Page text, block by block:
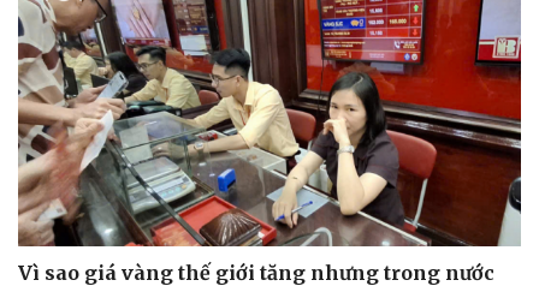
Du lịch
Tư vấn
Săn Tour
check-in
Podcast
Câu chuyện thời sự
Đọc truyện đêm khuya
Cửa sổ tình yêu
Kể chuyện cho bé
Hạt giống tâm hồn
Vì sao giá vàng thế giới tăng nhưng trong nước